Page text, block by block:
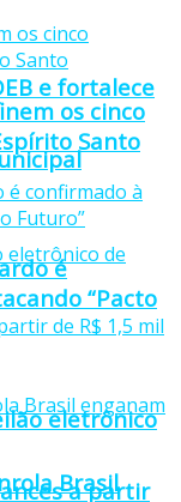
e fortalece
eletrônico
a partir
os cinco
Santo
é
“Pacto
Brasil